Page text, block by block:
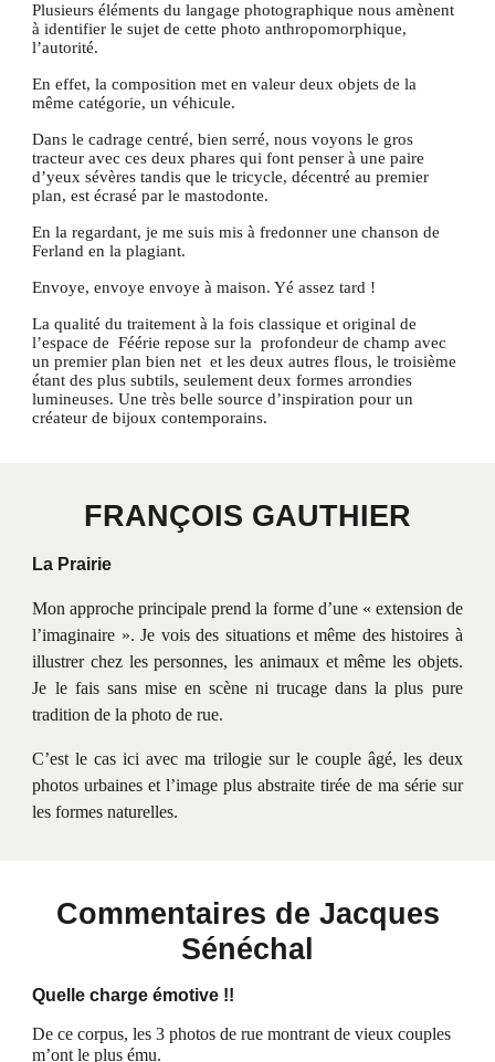
Plusieurs éléments du langage photographique nous amènent
à identifier le sujet de cette photo anthropomorphique,
l’autorité.
En effet, la composition met en valeur deux objets de la
même catégorie, un véhicule.
Dans le cadrage centré, bien serré, nous voyons le gros
tracteur avec ces deux phares qui font penser à une paire
d’yeux sévères tandis que le tricycle, décentré au premier
plan, est écrasé par le mastodonte.
En la regardant, je me suis mis à fredonner une chanson de
Ferland en la plagiant.
Envoye, envoye envoye à maison. Yé assez tard !
La qualité du traitement à la fois classique et original de
l’espace de Féérie repose sur la profondeur de champ avec
un premier plan bien net et les deux autres flous, le troisième
étant des plus subtils, seulement deux formes arrondies
lumineuses. Une très belle source d’inspiration pour un
créateur de bijoux contemporains.
FRANÇOIS GAUTHIER
La Prairie
Mon approche principale prend la forme d’une « extension de
l’imaginaire ». Je vois des situations et même des histoires à
illustrer chez les personnes, les animaux et même les objets.
Je le fais sans mise en scène ni trucage dans la plus pure
tradition de la photo de rue.
C’est le cas ici avec ma trilogie sur le couple âgé, les deux
photos urbaines et l’image plus abstraite tirée de ma série sur
les formes naturelles.
Commentaires de Jacques
Sénéchal
Quelle charge émotive !!
De ce corpus, les 3 photos de rue montrant de vieux couples
m’ont le plus ému.